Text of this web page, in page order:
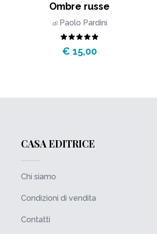
Ombre russe
di Paolo Pardini
€ 15,00
CASA EDITRICE
Chi siamo
Condizioni di vendita
Contatti